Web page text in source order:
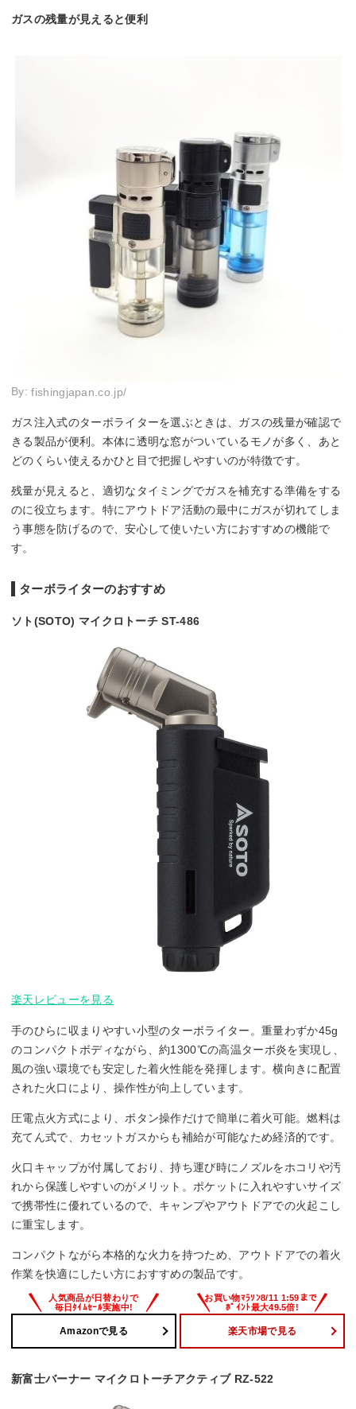
ガスの残量が⾒えると便利
By:fishingjapan.co.jp/
ガス注入式のターボライターを選ぶときは、ガスの残量が確認で
きる製品が便利。本体に透明な窓がついているモノが多く、あと
どのくらい使えるかひと目で把握しやすいのが特徴です。
残量が見えると、適切なタイミングでガスを補充する準備をする
のに役立ちます。特にアウトドア活動の最中にガスが切れてしま
う事態を防げるので、安心して使いたい方におすすめの機能で
す。
ターボライターのおすすめ
ソト(SOTO) マイクロトーチ ST-486
楽天レビューを見る
手のひらに収まりやすい小型のターボライター。重量わずか45g
のコンパクトボディながら、約1300℃の高温ターボ炎を実現し、
風の強い環境でも安定した着火性能を発揮します。横向きに配置
された火口により、操作性が向上しています。
圧電点火方式により、ボタン操作だけで簡単に着火可能。燃料は
充てん式で、カセットガスからも補給が可能なため経済的です。
火口キャップが付属しており、持ち運び時にノズルをホコリや汚
れから保護しやすいのがメリット。ポケットに入れやすいサイズ
で携帯性に優れているので、キャンプやアウトドアでの火起こし
に重宝します。
コンパクトながら本格的な火力を持つため、アウトドアでの着火
作業を快適にしたい方におすすめの製品です。
Amazonで見る 楽天市場で見る
新富士バーナー マイクロトーチアクティブ RZ-522